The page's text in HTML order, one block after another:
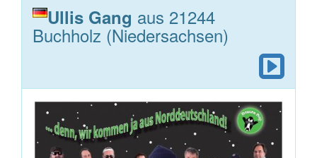
Ullis Gang aus 21244
Buchholz (Niedersachsen)